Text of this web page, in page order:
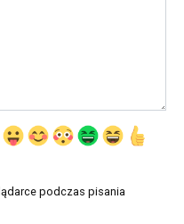
podczas pisania